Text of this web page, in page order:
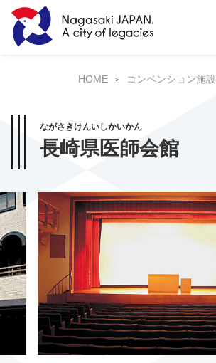
HOME コンベンション施設
ながさきけんいしかいかん
長崎県医師会館